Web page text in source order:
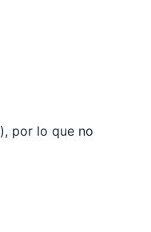
por lo que no